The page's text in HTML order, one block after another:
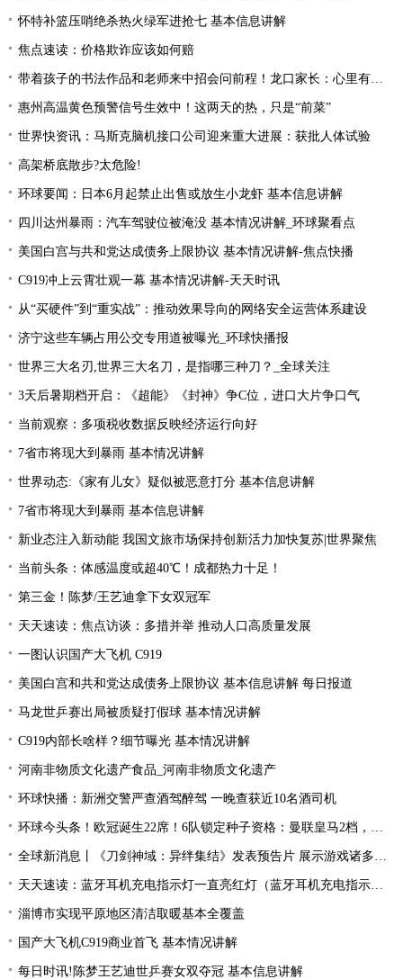
怀特补篮压哨绝杀热火绿军进抢七 基本信息讲解
焦点速读：价格欺诈应该如何赔
带着孩子的书法作品和老师来中招会问前程！龙口家长：心里有底了
惠州高温黄色预警信号生效中！这两天的热，只是“前菜”
世界快资讯：马斯克脑机接口公司迎来重大进展：获批人体试验
高架桥底散步?太危险!
环球要闻：日本6月起禁止出售或放生小龙虾 基本信息讲解
四川达州暴雨：汽车驾驶位被淹没 基本情况讲解_环球聚看点
美国白宫与共和党达成债务上限协议 基本情况讲解-焦点快播
C919冲上云霄壮观一幕 基本情况讲解-天天时讯
从“买硬件”到“重实战”：推动效果导向的网络安全运营体系建设
济宁这些车辆占用公交专用道被曝光_环球快播报
世界三大名刃,世界三大名刀，是指哪三种刀？_全球关注
3天后暑期档开启：《超能》《封神》争C位，进口大片争口气
当前观察：多项税收数据反映经济运行向好
7省市将现大到暴雨 基本情况讲解
世界动态:《家有儿女》疑似被恶意打分 基本信息讲解
7省市将现大到暴雨 基本信息讲解
新业态注入新动能 我国文旅市场保持创新活力加快复苏|世界聚焦
当前头条：体感温度或超40℃！成都热力十足！
第三金！陈梦/王艺迪拿下女双冠军
天天速读：焦点访谈：多措并举 推动人口高质量发展
一图认识国产大飞机 C919
美国白宫和共和党达成债务上限协议 基本信息讲解 每日报道
马龙世乒赛出局被质疑打假球 基本情况讲解
C919内部长啥样？细节曝光 基本情况讲解
河南非物质文化遗产食品_河南非物质文化遗产
环球快播：新洲交警严查酒驾醉驾 一晚查获近10名酒司机
环球今头条！欧冠诞生22席！6队锁定种子资格：曼联皇马2档，酝酿死亡之组
全球新消息丨《刀剑神域：异绊集结》发表预告片 展示游戏诸多玩法
天天速读：蓝牙耳机充电指示灯一直亮红灯（蓝牙耳机充电指示灯）
淄博市实现平原地区清洁取暖基本全覆盖
国产大飞机C919商业首飞 基本情况讲解
每日时讯!陈梦王艺迪世乒赛女双夺冠 基本信息讲解